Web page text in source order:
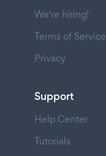
We're hiring!
Terms of Service
Privacy
Support
Help Center
Tutorials